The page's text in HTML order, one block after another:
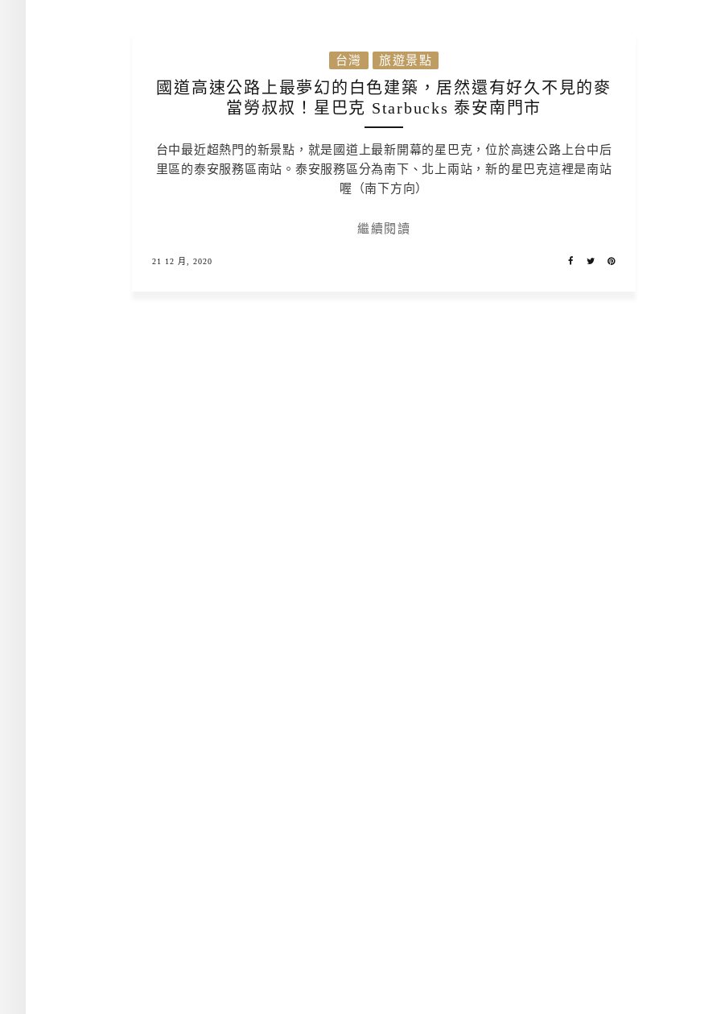
台灣 旅遊景點
國道高速公路上最夢幻的白色建築，居然還有好久不見的麥
當勞叔叔！星巴克 Starbucks 泰安南門市
台中最近超熱門的新景點，就是國道上最新開幕的星巴克，位於高速公路上台中后
里區的泰安服務區南站。泰安服務區分為南下、北上兩站，新的星巴克這裡是南站
喔（南下方向）
繼續閱讀
21 12 月, 2020